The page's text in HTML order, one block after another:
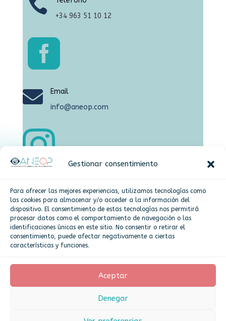
Gestionar consentimiento
Para ofrecer las mejores experiencias, utilizamos tecnologías como
las cookies para almacenar y/o acceder a la información del
dispositivo. El consentimiento de estas tecnologías nos permitirá
procesar datos como el comportamiento de navegación o las
identificaciones únicas en este sitio. No consentir o retirar el
consentimiento, puede afectar negativamente a ciertas
características y funciones.
Aceptar
Denegar

+34 963 51 10 12


Email
info@aneop.com


Plaza de la Constitución,15 Alcorcón
Más info
Asociación Nacional de Empresarios de Óptica